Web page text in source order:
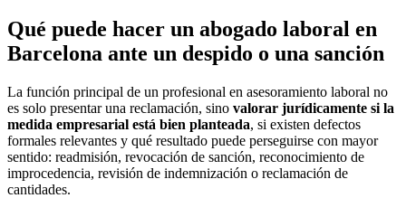
Qué puede hacer un abogado laboral en
Barcelona ante un despido o una sanción
La función principal de un profesional en asesoramiento laboral no
es solo presentar una reclamación, sino valorar jurídicamente si la
medida empresarial está bien planteada, si existen defectos
formales relevantes y qué resultado puede perseguirse con mayor
sentido: readmisión, revocación de sanción, reconocimiento de
improcedencia, revisión de indemnización o reclamación de
cantidades.